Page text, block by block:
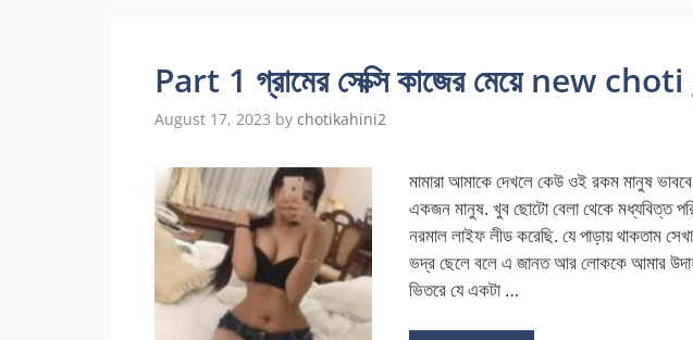
Part 1 গ্রামের সেক্সি কাজের মেয়ে new
August 17, 2023 by chotikahini2
মামারা আমাকে দেখলে কেউ ওই রকম মানুষ ভাববে
একজন মানুষ. খুব ছোটো বেলা থেকে মধ্যবিত্ত
নরমাল লাইফ লীড করেছি. যে পাড়ায় থাকতাম
ভদ্র ছেলে বলে এ জানত আর লোককে আমার
ভিতরে যে একটা …